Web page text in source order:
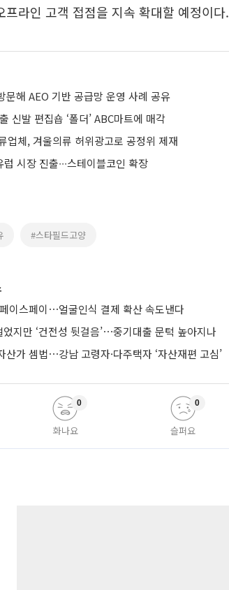
프라인 고객 접점을 지속 확대할 예정이다.
문해 AEO 기반 공급망 운영 사례 공유
신발 편집숍 ‘폴더’ ABC마트에 매각
업체, 겨울의류 허위광고로 공정위 제재
시장 진출∙∙∙스테이블코인 확장
#스타필드고양
이스페이⋯얼굴인식 결제 확산 속도낸다
지만 ‘건전성 뒷걸음’⋯중기대출 문턱 높아지나
산가 셈법⋯강남 고령자·다주택자 ‘자산재편 고심’
화나요
0
슬퍼요
0